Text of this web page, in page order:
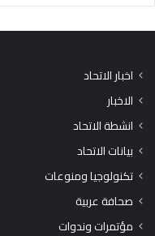
اخبار الاتحاد
الاخبار
انشطة الاتحاد
بيانات الاتحاد
تكنولوجيا ومنوعات
صحافة عربية
مؤتمرات وندوات